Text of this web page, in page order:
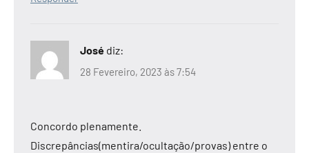
José diz:
28 Fevereiro, 2023 às 7:54
Concordo plenamente.
Discrepâncias(mentira/ocultação/provas) entre o